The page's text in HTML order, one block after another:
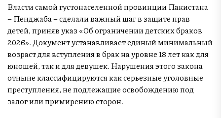
Власти самой густонаселенной провинции Пакистана
– Пенджаба – сделали важный шаг в защите прав
детей, приняв указ «Об ограничении детских браков
2026». Документ устанавливает единый минимальный
возраст для вступления в брак на уровне 18 лет как для
юношей, так и для девушек. Нарушения этого закона
отныне классифицируются как серьезные уголовные
преступления, не подлежащие освобождению под
залог или примирению сторон.